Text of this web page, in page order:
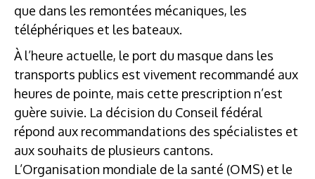
que dans les remontées mécaniques, les
téléphériques et les bateaux.
À l’heure actuelle, le port du masque dans les
transports publics est vivement recommandé aux
heures de pointe, mais cette prescription n’est
guère suivie. La décision du Conseil fédéral
répond aux recommandations des spécialistes et
aux souhaits de plusieurs cantons.
L’Organisation mondiale de la santé (OMS) et le